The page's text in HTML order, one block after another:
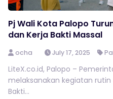
Pj Wali Kota Palopo
dan Kerja Bakti Massal
ocha July 17, 2025
LiteX.co.id, Palopo –
melaksanakan kegiatan rutin
Bakti...